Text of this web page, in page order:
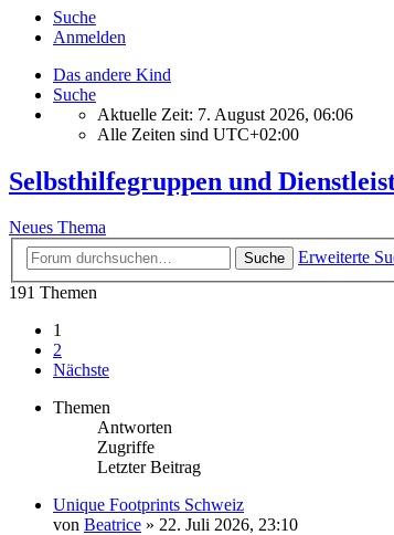
Suche
Anmelden
Das andere Kind
Suche
Aktuelle Zeit: 7. August 2026, 06:06
Alle Zeiten sind UTC+02:00
Selbsthilfegruppen und
Neues Thema
Suche
Erweiterte
191 Themen
1
2
Nächste
Themen
Antworten
Zugriffe
Letzter Beitrag
Unique Footprints Schweiz
von Beatrice » 22. Juli 2026, 23:10